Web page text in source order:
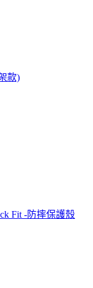
款)
Fit -防摔保護殼